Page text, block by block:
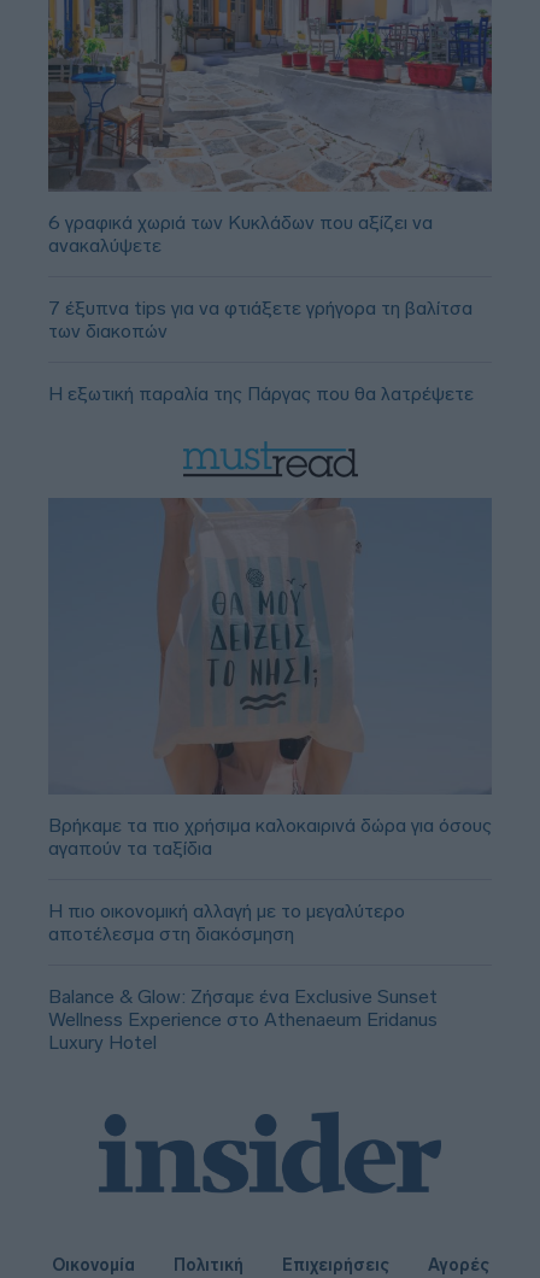
6 γραφικά χωριά των Κυκλάδων που αξίζει να
ανακαλύψετε
7 έξυπνα tips για να φτιάξετε γρήγορα τη βαλίτσα
των διακοπών
Η εξωτική παραλία της Πάργας που θα λατρέψετε
Βρήκαμε τα πιο χρήσιμα καλοκαιρινά δώρα για όσους
αγαπούν τα ταξίδια
Η πιο οικονομική αλλαγή με το μεγαλύτερο
αποτέλεσμα στη διακόσμηση
Balance & Glow: Ζήσαμε ένα Exclusive Sunset
Wellness Experience στο Athenaeum Eridanus
Luxury Hotel
Οικονομία Πολιτική Επιχειρήσεις Αγορές